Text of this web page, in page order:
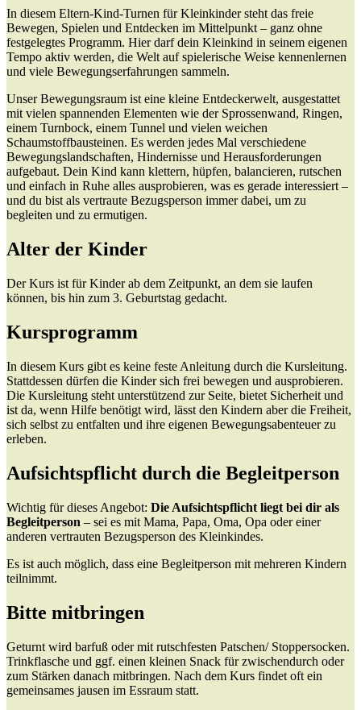
In diesem Eltern-Kind-Turnen für Kleinkinder steht das freie
Bewegen, Spielen und Entdecken im Mittelpunkt – ganz ohne
festgelegtes Programm. Hier darf dein Kleinkind in seinem eigenen
Tempo aktiv werden, die Welt auf spielerische Weise kennenlernen
und viele Bewegungserfahrungen sammeln.
Unser Bewegungsraum ist eine kleine Entdeckerwelt, ausgestattet
mit vielen spannenden Elementen wie der Sprossenwand, Ringen,
einem Turnbock, einem Tunnel und vielen weichen
Schaumstoffbausteinen. Es werden jedes Mal verschiedene
Bewegungslandschaften, Hindernisse und Herausforderungen
aufgebaut. Dein Kind kann klettern, hüpfen, balancieren, rutschen
und einfach in Ruhe alles ausprobieren, was es gerade interessiert –
und du bist als vertraute Bezugsperson immer dabei, um zu
begleiten und zu ermutigen.
Alter der Kinder
Der Kurs ist für Kinder ab dem Zeitpunkt, an dem sie laufen
können, bis hin zum 3. Geburtstag gedacht.
Kursprogramm
In diesem Kurs gibt es keine feste Anleitung durch die Kursleitung.
Stattdessen dürfen die Kinder sich frei bewegen und ausprobieren.
Die Kursleitung steht unterstützend zur Seite, bietet Sicherheit und
ist da, wenn Hilfe benötigt wird, lässt den Kindern aber die Freiheit,
sich selbst zu entfalten und ihre eigenen Bewegungsabenteuer zu
erleben.
Aufsichtspflicht durch die Begleitperson
Wichtig für dieses Angebot: Die Aufsichtspflicht liegt bei dir als
Begleitperson – sei es mit Mama, Papa, Oma, Opa oder einer
anderen vertrauten Bezugsperson des Kleinkindes.
Es ist auch möglich, dass eine Begleitperson mit mehreren Kindern
teilnimmt.
Bitte mitbringen
Geturnt wird barfuß oder mit rutschfesten Patschen/ Stoppersocken.
Trinkflasche und ggf. einen kleinen Snack für zwischendurch oder
zum Stärken danach mitbringen. Nach dem Kurs findet oft ein
gemeinsames jausen im Essraum statt.